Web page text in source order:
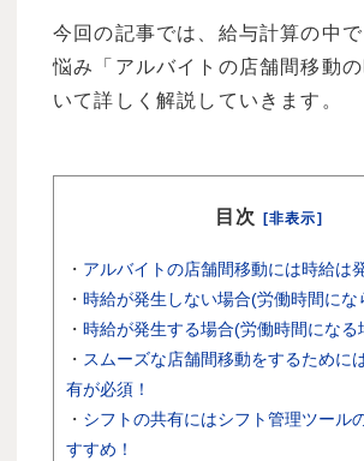
今回の記事では、給与計算の中
悩み「アルバイトの店舗間移動
いて詳しく解説していきます。
目次 [非表示]
・ アルバイトの店舗間移動には時給は
・ 時給が発生しない場合(労働時間にな
・ 時給が発生する場合(労働時間になる
・ スムーズな店舗間移動をするために
有が必須！
・ シフトの共有にはシフト管理ツール
すすめ！